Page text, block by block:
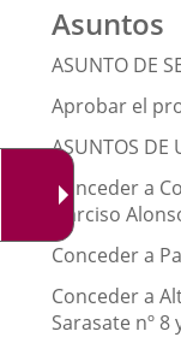
Asuntos
ASUNTO DE
Aprobar el
ASUNTOS DE
Conceder a
Narciso
Conceder a
Conceder a
Sarasate nº